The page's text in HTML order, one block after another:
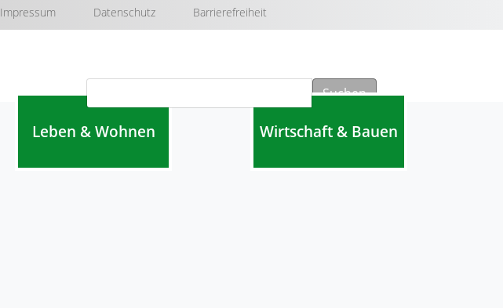
Impressum Datenschutz Barrierefreiheit
Suchen
Leben & Wohnen Wirtschaft & Bauen